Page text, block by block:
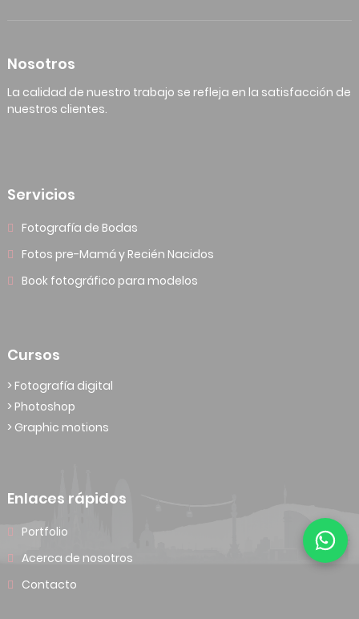
Nosotros
La calidad de nuestro trabajo se refleja en la satisfacción de
nuestros clientes.
Servicios
Fotografía de Bodas
Fotos pre-Mamá y Recién Nacidos
Book fotográfico para modelos
Cursos
> Fotografía digital
> Photoshop
> Graphic motions
Enlaces rápidos
Portfolio
Acerca de nosotros
Contacto